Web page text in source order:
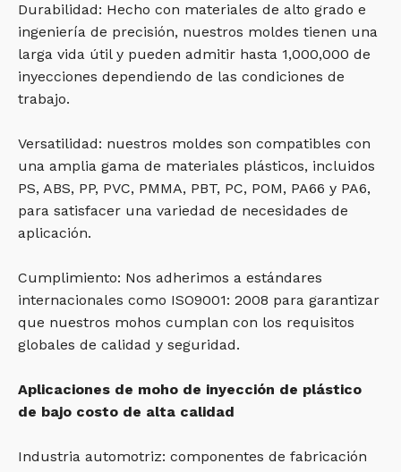
Durabilidad: Hecho con materiales de alto grado e
ingeniería de precisión, nuestros moldes tienen una
larga vida útil y pueden admitir hasta 1,000,000 de
inyecciones dependiendo de las condiciones de
trabajo.
Versatilidad: nuestros moldes son compatibles con
una amplia gama de materiales plásticos, incluidos
PS, ABS, PP, PVC, PMMA, PBT, PC, POM, PA66 y PA6,
para satisfacer una variedad de necesidades de
aplicación.
Cumplimiento: Nos adherimos a estándares
internacionales como ISO9001: 2008 para garantizar
que nuestros mohos cumplan con los requisitos
globales de calidad y seguridad.
Aplicaciones de moho de inyección de plástico
de bajo costo de alta calidad
Industria automotriz: componentes de fabricación